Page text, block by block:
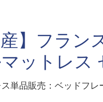
産】フラン
ットレス
ス単品販売：ベッドフレ